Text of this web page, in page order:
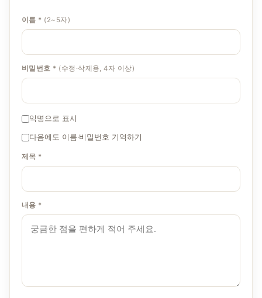
이름 * (2~5자)
비밀번호 * (수정·삭제용, 4자 이상)
익명으로 표시
다음에도 이름·비밀번호 기억하기
제목 *
내용 *